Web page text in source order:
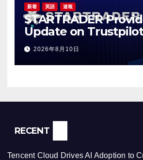
新着 英語 速報
STARTRADER
Update on
Profiles
2026年8月10日
RECENT
Tencent Cloud Drives AI Adoption to